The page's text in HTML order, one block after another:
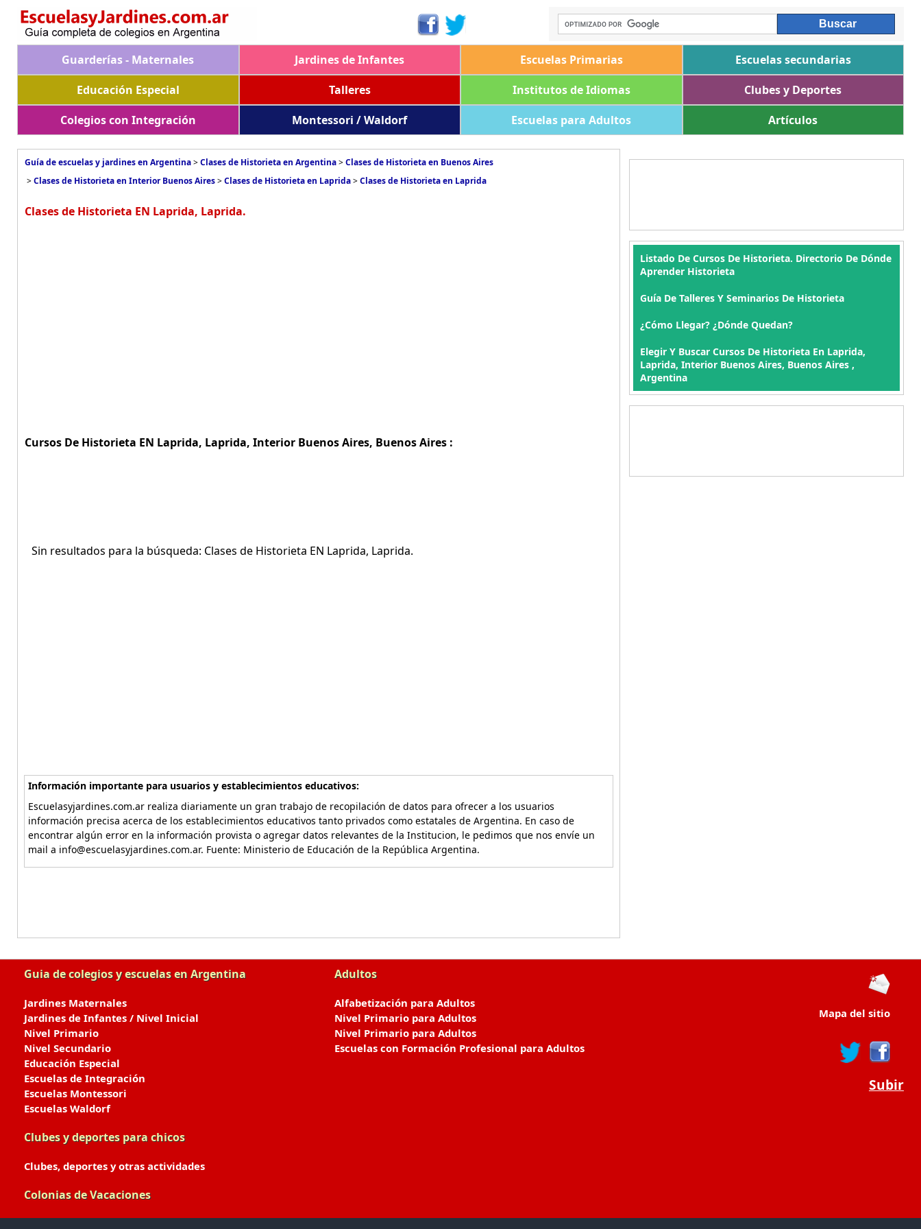
Guarderías - Maternales Jardines de Infantes Escuelas Primarias
Escuelas secundarias
Educación Especial
Talleres Institutos de Idiomas
Clubes y Deportes
Colegios con Integración
Montessori / Waldorf Escuelas para Adultos Artículos
Guía de escuelas y jardines en Argentina>Clases de Historieta en Argentina>Clases de Historieta en Buenos Aires
>Clases de Historieta en Interior Buenos Aires>Clases de Historieta en Laprida>Clases de Historieta en Laprida
Clases de Historieta EN Laprida, Laprida.
Cursos De Historieta EN Laprida, Laprida, Interior Buenos Aires, Buenos Aires :
Sin resultados para la búsqueda: Clases de Historieta EN Laprida, Laprida.
Información importante para usuarios y establecimientos educativos:
Escuelasyjardines.com.ar realiza diariamente un gran trabajo de recopilación de datos para ofrecer a los usuarios
información precisa acerca de los establecimientos educativos tanto privados como estatales de Argentina. En caso de
encontrar algún error en la información provista o agregar datos relevantes de la Institucion, le pedimos que nos envíe un
mail a info@escuelasyjardines.com.ar. Fuente: Ministerio de Educación de la República Argentina.
Listado De Cursos De Historieta. Directorio De Dónde
Aprender Historieta
Guía De Talleres Y Seminarios De Historieta
¿Cómo Llegar? ¿Dónde Quedan?
Elegir Y Buscar Cursos De Historieta En Laprida,
Laprida, Interior Buenos Aires, Buenos Aires ,
Argentina
Guia de colegios y escuelas en Argentina
Jardines Maternales
Jardines de Infantes / Nivel Inicial
Nivel Primario
Nivel Secundario
Educación Especial
Escuelas de Integración
Escuelas Montessori
Escuelas Waldorf
Clubes y deportes para chicos
Clubes, deportes y otras actividades
Colonias de Vacaciones
Adultos
Alfabetización para Adultos
Nivel Primario para Adultos
Nivel Primario para Adultos
Escuelas con Formación Profesional para Adultos
Mapa del sitio
Subir